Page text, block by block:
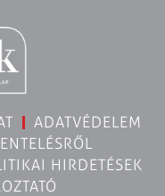
ADATVÉDELEM
HIRDETÉSEK